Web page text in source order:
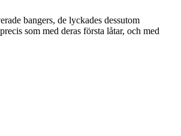
bangers, de lyckades dessutom
som med deras första låtar, och med